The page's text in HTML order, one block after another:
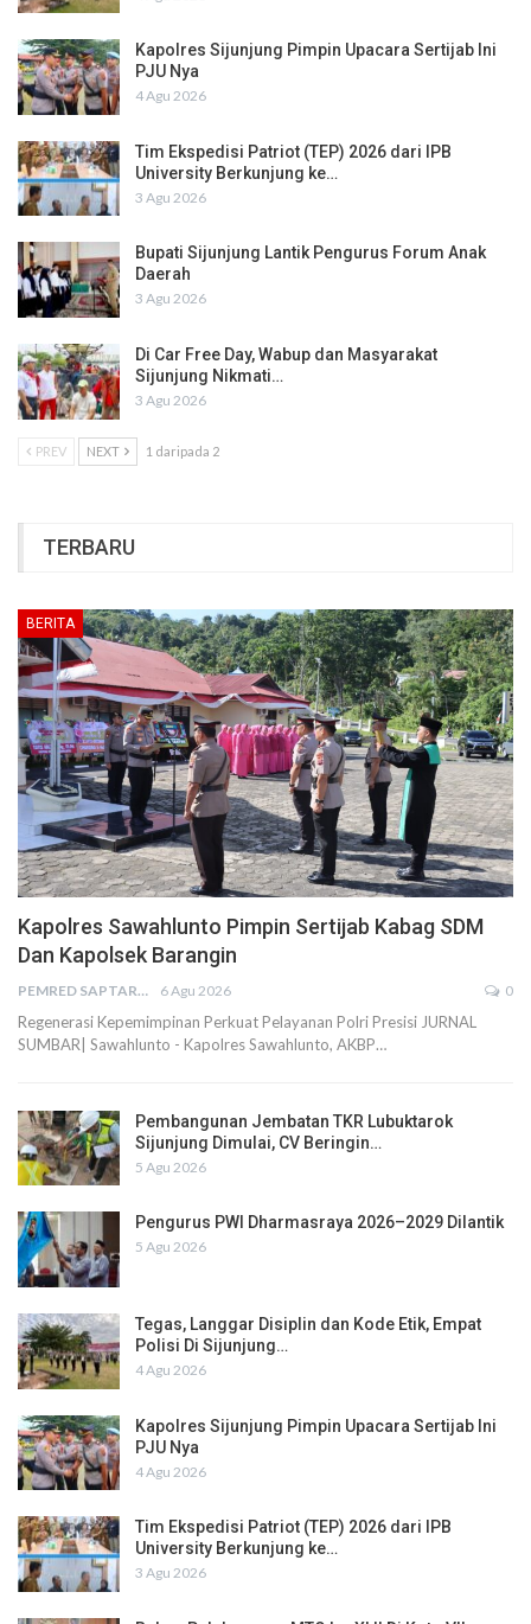
Kapolres Sijunjung Pimpin Upacara Sertijab Ini
PJU Nya
4 Agu 2026
Tim Ekspedisi Patriot (TEP) 2026 dari IPB
University Berkunjung ke…
3 Agu 2026
Bupati Sijunjung Lantik Pengurus Forum Anak
Daerah
3 Agu 2026
Di Car Free Day, Wabup dan Masyarakat
Sijunjung Nikmati…
3 Agu 2026
PREV NEXT 1 daripada 2
TERBARU
BERITA
Kapolres Sawahlunto Pimpin Sertijab Kabag SDM
Dan Kapolsek Barangin
PEMRED SAPTARIUS 6 Agu 2026 0
Regenerasi Kepemimpinan Perkuat Pelayanan Polri Presisi JURNAL
SUMBAR| Sawahlunto - Kapolres Sawahlunto, AKBP…
Pembangunan Jembatan TKR Lubuktarok
Sijunjung Dimulai, CV Beringin…
5 Agu 2026
Pengurus PWI Dharmasraya 2026–2029 Dilantik
5 Agu 2026
Tegas, Langgar Disiplin dan Kode Etik, Empat
Polisi Di Sijunjung…
4 Agu 2026
Kapolres Sijunjung Pimpin Upacara Sertijab Ini
PJU Nya
4 Agu 2026
Tim Ekspedisi Patriot (TEP) 2026 dari IPB
University Berkunjung ke…
3 Agu 2026